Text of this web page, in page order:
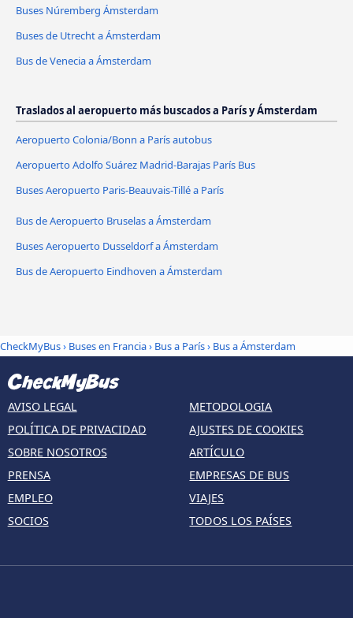
Buses Núremberg Ámsterdam
Buses de Utrecht a Ámsterdam
Bus de Venecia a Ámsterdam
Traslados al aeropuerto más buscados a París y Ámsterdam
Aeropuerto Colonia/Bonn a París autobus
Aeropuerto Adolfo Suárez Madrid-Barajas París Bus
Buses Aeropuerto Paris-Beauvais-Tillé a París
Bus de Aeropuerto Bruselas a Ámsterdam
Buses Aeropuerto Dusseldorf a Ámsterdam
Bus de Aeropuerto Eindhoven a Ámsterdam
CheckMyBus› Buses en Francia› Bus a París› Bus a Ámsterdam
AVISO LEGAL
POLÍTICA DE PRIVACIDAD
SOBRE NOSOTROS
PRENSA
EMPLEO
SOCIOS
METODOLOGIA
AJUSTES DE COOKIES
ARTÍCULO
EMPRESAS DE BUS
VIAJES
TODOS LOS PAÍSES